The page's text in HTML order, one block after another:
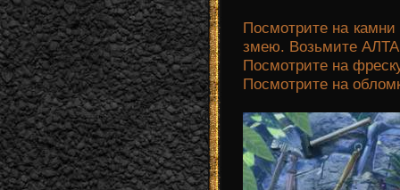
Посмотрите на
змею. Возьмите
Посмотрите на
Посмотрите на